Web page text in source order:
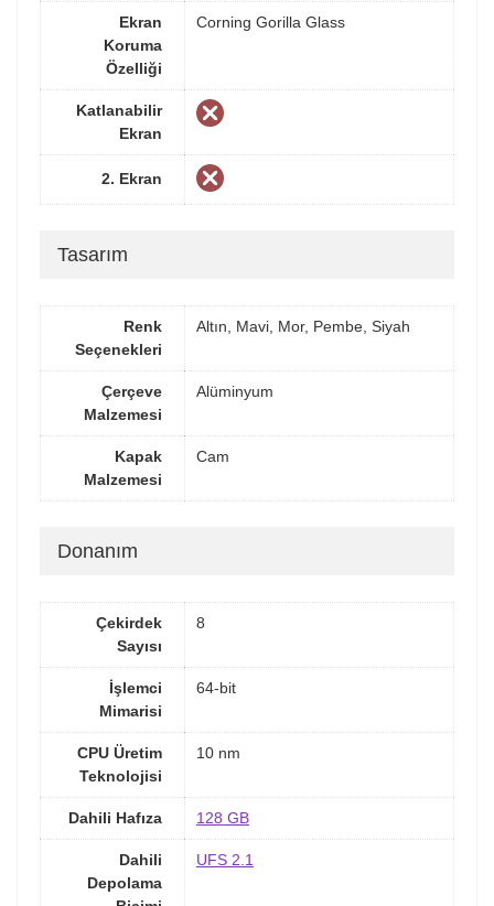
Ekran
Koruma
Özelliği
Corning Gorilla Glass
Katlanabilir
Ekran
2. Ekran
Tasarım
Renk
Seçenekleri
Altın, Mavi, Mor, Pembe, Siyah
Çerçeve
Malzemesi
Alüminyum
Kapak
Malzemesi
Cam
Donanım
Çekirdek
Sayısı
8
İşlemci
Mimarisi
64-bit
CPU Üretim
Teknolojisi
10 nm
Dahili Hafıza 128 GB
Dahili
Depolama
UFS 2.1